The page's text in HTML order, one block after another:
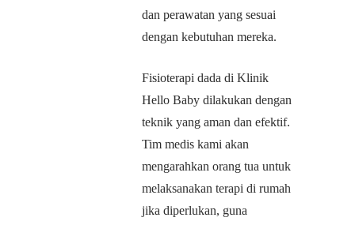
dan perawatan yang sesuai
dengan kebutuhan mereka.
Fisioterapi dada di Klinik
Hello Baby dilakukan dengan
teknik yang aman dan efektif.
Tim medis kami akan
mengarahkan orang tua untuk
melaksanakan terapi di rumah
jika diperlukan, guna